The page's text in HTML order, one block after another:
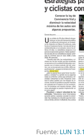
Fuente: LUN